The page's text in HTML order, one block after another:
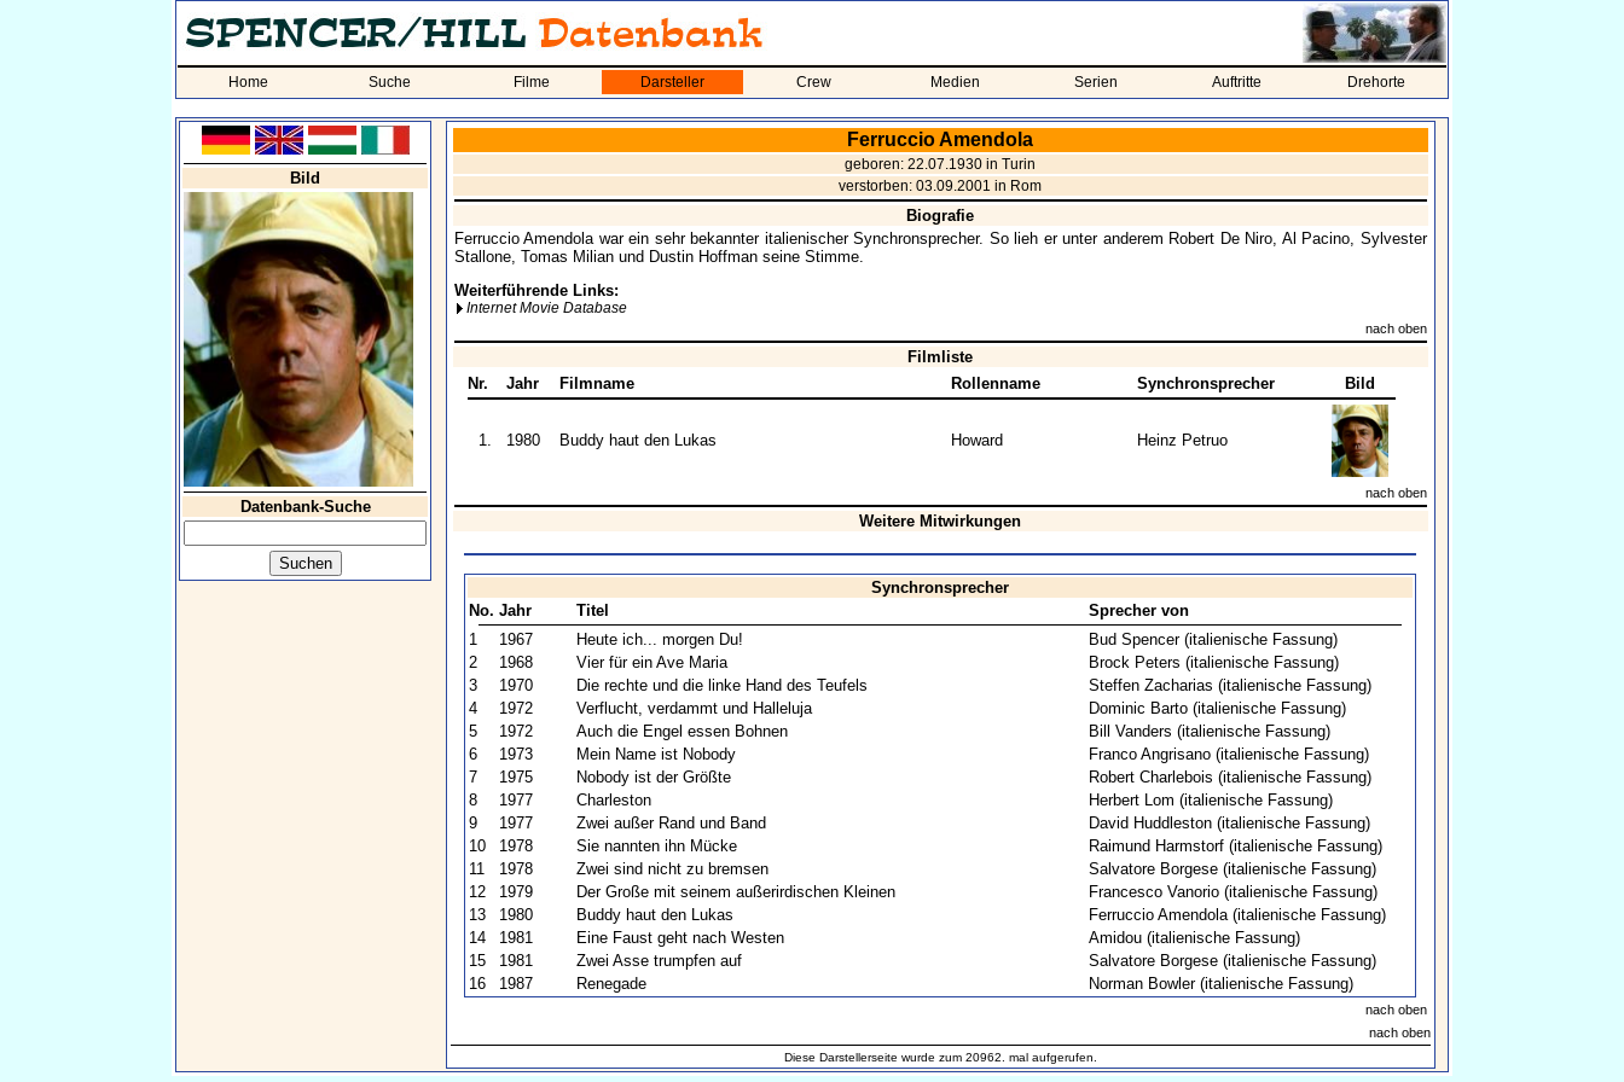
Home Suche Filme Darsteller Crew Medien Serien Auftritte Drehorte
Bild
Datenbank-Suche
Ferruccio Amendola
geboren: 22.07.1930 in Turin
verstorben: 03.09.2001 in Rom
Biografie
Ferruccio Amendola war ein sehr bekannter italienischer Synchronsprecher. So lieh er unter anderem Robert De Niro, Al Pacino, Sylvester
Stallone, Tomas Milian und Dustin Hoffman seine Stimme.
Weiterführende Links:
Internet Movie Database
nach oben
Filmliste
Nr.
Jahr Filmname Rollenname Synchronsprecher Bild
1. 1980 Buddy haut den Lukas Howard Heinz Petruo
nach oben
Weitere Mitwirkungen
Synchronsprecher
No. Jahr Titel
Sprecher von
1
1967 Heute ich... morgen Du!
Bud Spencer (italienische Fassung)
2
1968 Vier für ein Ave Maria
Brock Peters (italienische Fassung)
3
1970 Die rechte und die linke Hand des Teufels
Steffen Zacharias (italienische Fassung)
4
1972 Verflucht, verdammt und Halleluja
Dominic Barto (italienische Fassung)
5
1972 Auch die Engel essen Bohnen
Bill Vanders (italienische Fassung)
6
1973 Mein Name ist Nobody
Franco Angrisano (italienische Fassung)
7
1975 Nobody ist der Größte
Robert Charlebois (italienische Fassung)
8
1977 Charleston
Herbert Lom (italienische Fassung)
9
1977 Zwei außer Rand und Band
David Huddleston (italienische Fassung)
10
1978 Sie nannten ihn Mücke
Raimund Harmstorf (italienische Fassung)
11
1978 Zwei sind nicht zu bremsen
Salvatore Borgese (italienische Fassung)
12
1979 Der Große mit seinem außerirdischen Kleinen
Francesco Vanorio (italienische Fassung)
13
1980 Buddy haut den Lukas
Ferruccio Amendola (italienische Fassung)
14
1981 Eine Faust geht nach Westen
Amidou (italienische Fassung)
15
1981 Zwei Asse trumpfen auf
Salvatore Borgese (italienische Fassung)
16
1987 Renegade Norman Bowler (italienische Fassung)
nach oben
nach oben
Diese Darstellerseite wurde zum 20962. mal aufgerufen.